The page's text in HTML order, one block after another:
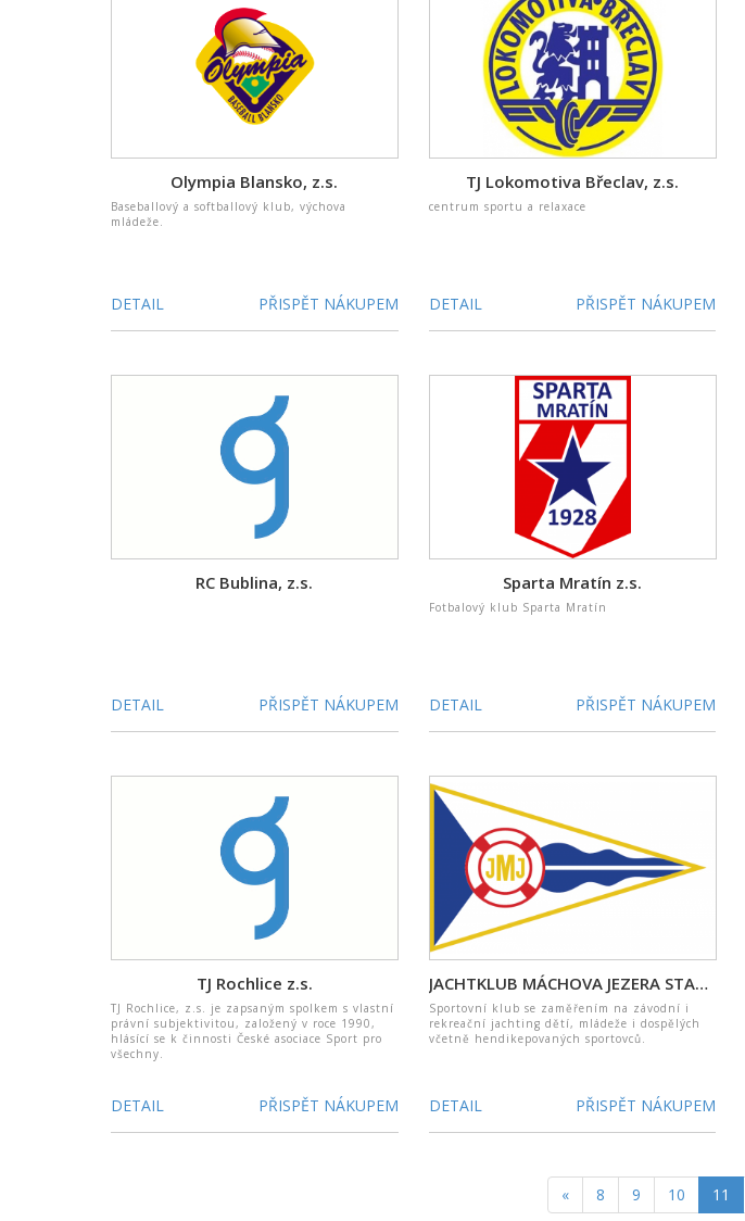
Olympia Blansko, z.s.
Baseballový a softballový klub, výchova
mládeže.
DETAIL PŘISPĚT NÁKUPEM
TJ Lokomotiva Břeclav, z.s.
centrum sportu a relaxace
DETAIL PŘISPĚT NÁKUPEM
RC Bublina, z.s.
DETAIL PŘISPĚT NÁKUPEM
Sparta Mratín z.s.
Fotbalový klub Sparta Mratín
DETAIL PŘISPĚT NÁKUPEM
TJ Rochlice z.s.
TJ Rochlice, z.s. je zapsaným spolkem s vlastní
právní subjektivitou, založený v roce 1990,
hlásící se k činnosti České asociace Sport pro
všechny.
DETAIL PŘISPĚT NÁKUPEM
JACHTKLUB MÁCHOVA JEZERA STARÉ SPLAVY, z.s.
Sportovní klub se zaměřením na závodní i
rekreační jachting dětí, mládeže i dospělých
včetně hendikepovaných sportovců.
DETAIL PŘISPĚT NÁKUPEM
« 8 9 10 11